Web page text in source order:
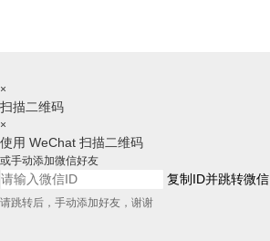
×
扫描二维码
×
使用 WeChat 扫描二维码
或手动添加微信好友
复制ID并跳转微信
请跳转后，手动添加好友，谢谢